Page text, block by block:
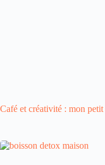
Café et créativité : mon